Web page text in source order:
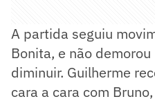
A partida seguiu
Bonita, e não
diminuir. Guilherme
cara a cara com